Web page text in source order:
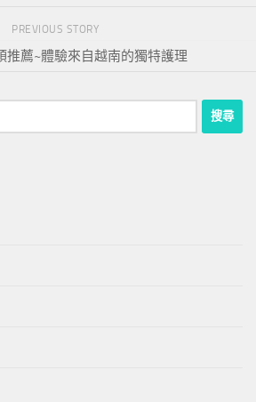
PREVIOUS STORY
推薦~體驗來自越南的獨特護理